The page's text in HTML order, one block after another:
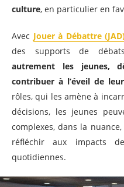
culture, en particulier en
Avec Jouer à Débattre
des supports de
autrement les jeunes,
contribuer à l’éveil de
rôles, qui les amène à
décisions, les jeunes
complexes, dans la
réfléchir aux impacts
quotidiennes.